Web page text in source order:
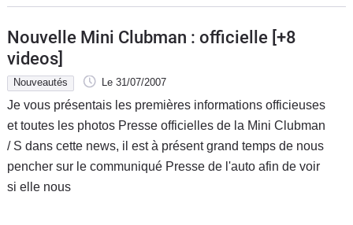
Nouvelle Mini Clubman : officielle [+8
videos]
Nouveautés Le 31/07/2007
Je vous présentais les premières informations officieuses
et toutes les photos Presse officielles de la Mini Clubman
/ S dans cette news, il est à présent grand temps de nous
pencher sur le communiqué Presse de l'auto afin de voir
si elle nous